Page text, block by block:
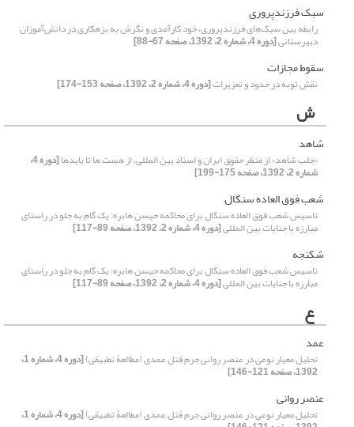
سبک فرزندپروری
رابطه بین سبک‌های فرزندپروری، خود کارآمدی و نگرش به بزهکاری در دانش‌آموزان
دبیرستانی[دوره 4، شماره 2، 1392، صفحه 67-88]
سقوط مجازات
نقش توبه در حدود و تعزیرات[دوره 4، شماره 2، 1392، صفحه 153-174]
ش
شاهد
«جلب شاهد» از منظر حقوق ایران و اسناد بین المللی، از هست ها تا بایدها [دوره 4،
شماره 2، 1392، صفحه 175-199]
شعب فوق العاده سنگال
تاسیس شعب فوق العاده سنگال برای محاکمه حیسن هابره: یک گام به جلو در راستای
مبارزه با جنایات بین المللی[دوره 4، شماره 2، 1392، صفحه 89-117]
شکنجه
تاسیس شعب فوق العاده سنگال برای محاکمه حیسن هابره: یک گام به جلو در راستای
مبارزه با جنایات بین المللی[دوره 4، شماره 2، 1392، صفحه 89-117]
ع
عمد
تحلیل معیار نوعی در عنصر روانی جرم قتل عمدی (مطالعۀ تطبیقی) [دوره 4، شماره 1،
1392، صفحه 121-146]
عنصر روانی
تحلیل معیار نوعی در عنصر روانی جرم قتل عمدی (مطالعۀ تطبیقی) [دوره 4، شماره 1،